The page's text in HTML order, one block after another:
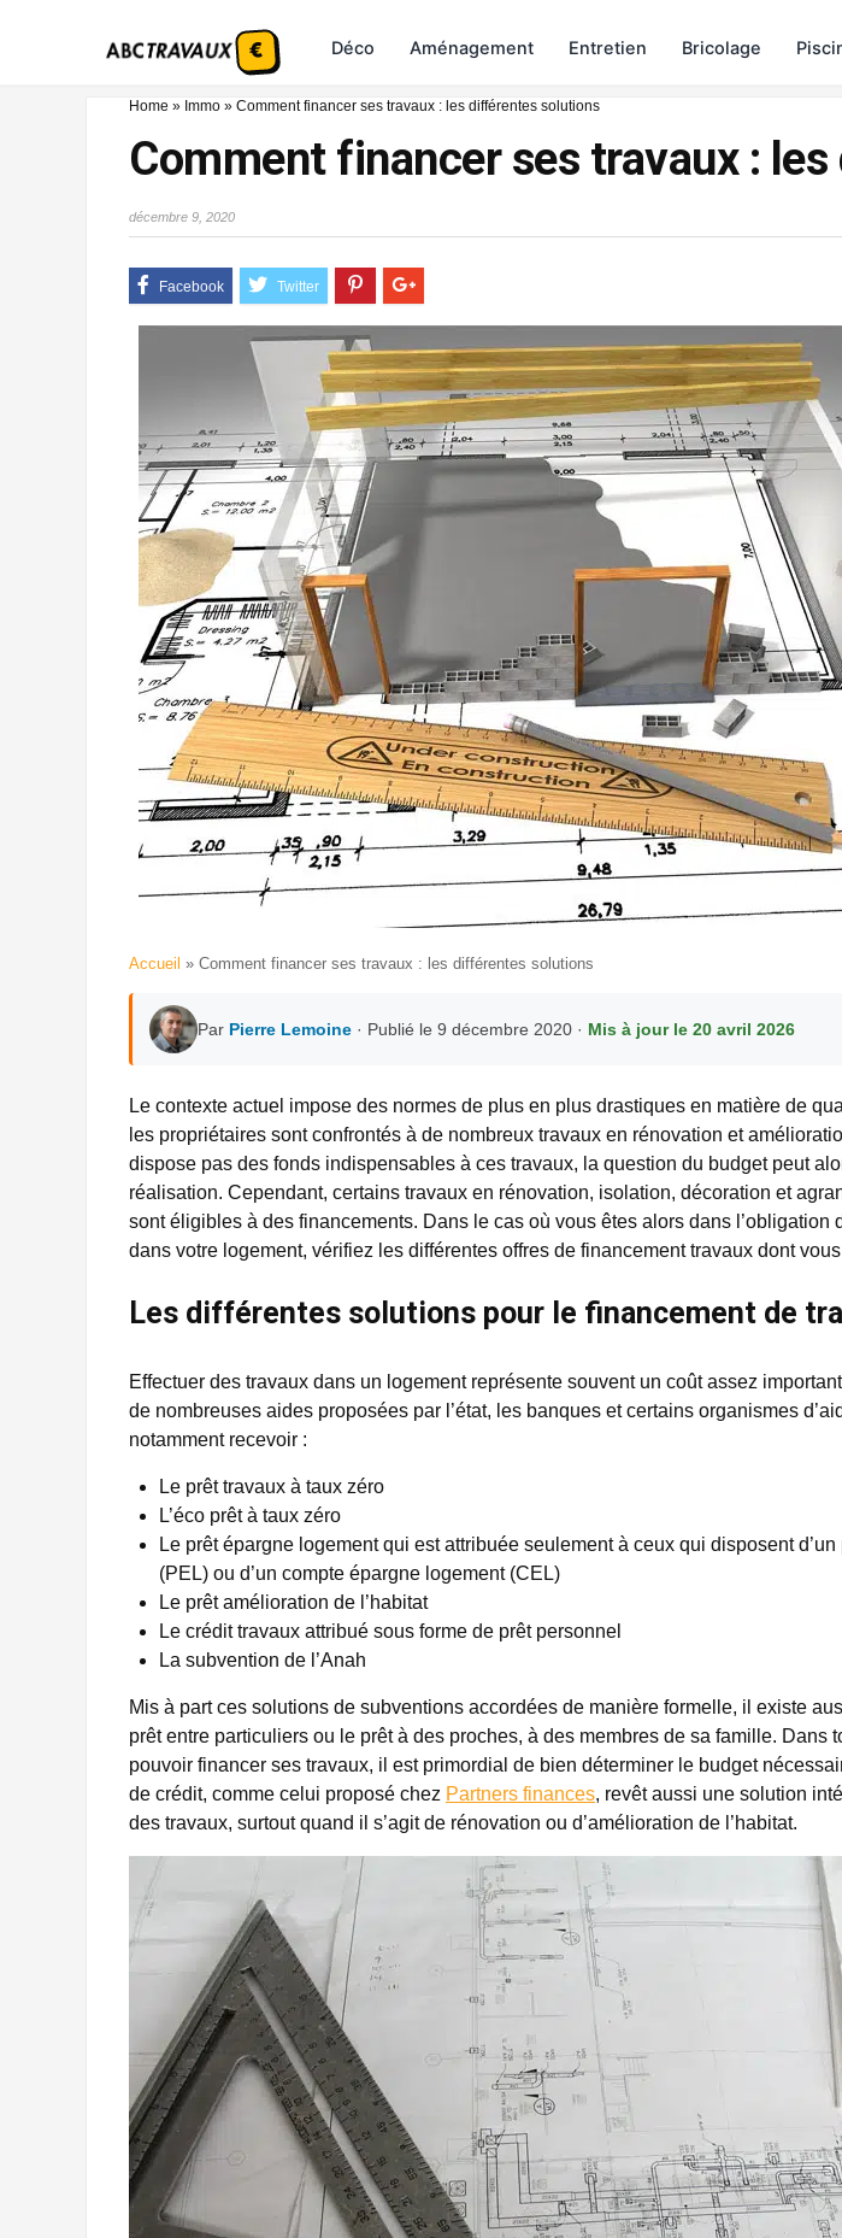
Déco Aménagement Entretien Bricolage
Home » Immo » Comment financer ses travaux : les différentes solutions
Comment financer ses travaux :
décembre 9, 2020
Accueil » Comment financer ses travaux : les différentes solutions
Par Pierre Lemoine · Publié le 9 décembre 2020 · Mis à jour le 20 avril 2026
Le contexte actuel impose des normes de plus en plus drastiques en matière de
les propriétaires sont confrontés à de nombreux travaux en rénovation et
dispose pas des fonds indispensables à ces travaux, la question du budget peut
réalisation. Cependant, certains travaux en rénovation, isolation, décoration et
sont éligibles à des financements. Dans le cas où vous êtes alors dans l’obligation
dans votre logement, vérifiez les différentes offres de financement travaux dont
Les différentes solutions pour le financement de
Effectuer des travaux dans un logement représente souvent un coût assez
de nombreuses aides proposées par l’état, les banques et certains organismes
notamment recevoir :
Le prêt travaux à taux zéro
L’éco prêt à taux zéro
Le prêt épargne logement qui est attribuée seulement à ceux qui disposent
(PEL) ou d’un compte épargne logement (CEL)
Le prêt amélioration de l’habitat
Le crédit travaux attribué sous forme de prêt personnel
La subvention de l’Anah
Mis à part ces solutions de subventions accordées de manière formelle, il existe
prêt entre particuliers ou le prêt à des proches, à des membres de sa famille. Dans
pouvoir financer ses travaux, il est primordial de bien déterminer le budget
de crédit, comme celui proposé chez Partners finances, revêt aussi une solution
des travaux, surtout quand il s’agit de rénovation ou d’amélioration de l’habitat.